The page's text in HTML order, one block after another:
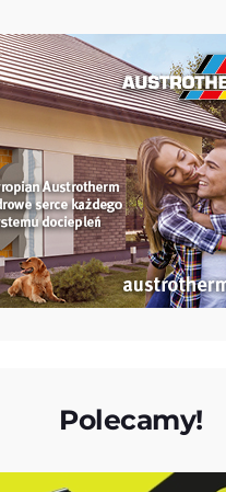
Polecamy!